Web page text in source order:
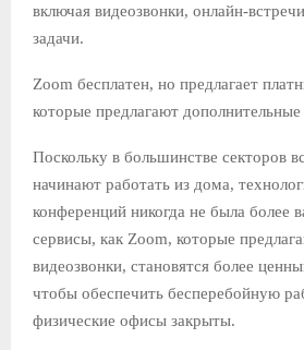
Н
Ю
включая видеозвонки, онлайн-
задачи.
Zoom бесплатен, но предлагает
которые предлагают
Поскольку в большинстве секторов
начинают работать из дома,
конференций никогда не была более
сервисы, как Zoom, которые
видеозвонки, становятся более
чтобы обеспечить бесперебойную
физические офисы закрыты.